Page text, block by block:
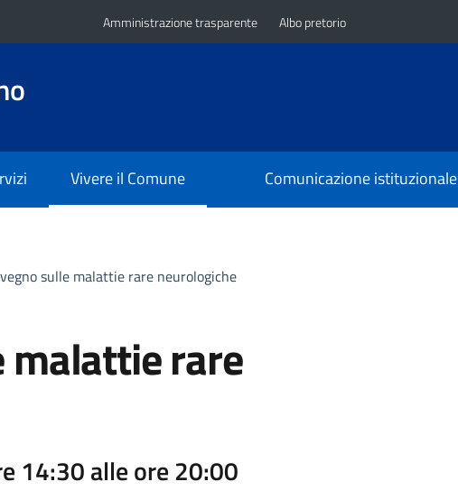
Amministrazione trasparente Albo pretorio
Vivere il Comune Comunicazione istituzionale
sulle malattie rare neurologiche
malattie rare
14:30 alle ore 20:00